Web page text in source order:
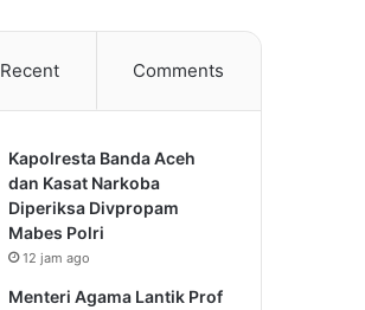
Recent Comments
Kapolresta Banda Aceh
dan Kasat Narkoba
Diperiksa Divpropam
Mabes Polri
12 jam ago
Menteri Agama Lantik Prof